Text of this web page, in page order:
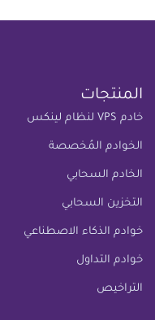
المنتجات
خادم VPS لنظام لينكس
الخوادم المُخصصة
الخادم السحابي
التخزين السحابي
خوادم الذكاء الاصطناعي
خوادم التداول
التراخيص